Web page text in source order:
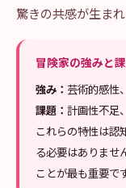
驚きの共感が生まれ
冒険家の強みと
強み： 芸術的感性
課題： 計画性不足
これらの特性は認
る必要はありませ
ことが最も重要で